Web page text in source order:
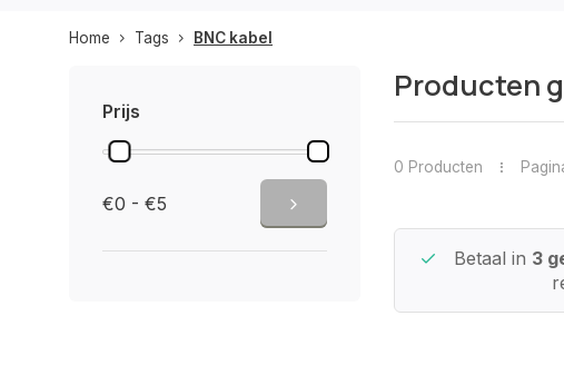
Home Tags BNC kabel
Prijs
€0 - €5
Producten
0 Producten
Beste Service Garantie Betaal in 3